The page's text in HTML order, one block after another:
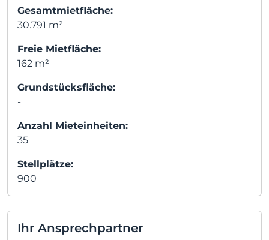
Gesamtmietfläche:
30.791 m²
Freie Mietfläche:
162 m²
Grundstücksfläche:
-
Anzahl Mieteinheiten:
35
Stellplätze:
900
Ihr Ansprechpartner